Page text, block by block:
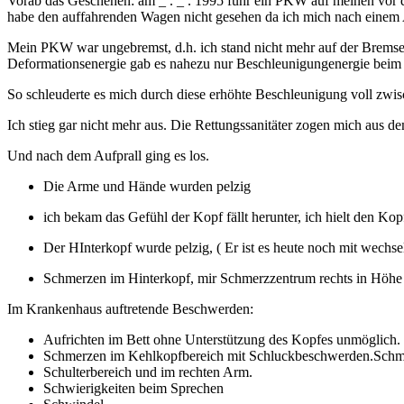
habe den auffahrenden Wagen nicht gesehen da ich mich nach
Mein PKW war ungebremst, d.h. ich stand nicht mehr auf der
Deformationsenergie gab es nahezu nur Beschleunigungenergie
So schleuderte es mich durch diese erhöhte Beschleunigung voll
Ich stieg gar nicht mehr aus. Die Rettungssanitäter zogen mich aus
Und nach dem Aufprall ging es los.
Die Arme und Hände wurden pelzig
ich bekam das Gefühl der Kopf fällt herunter, ich hielt den
Der HInterkopf wurde pelzig, ( Er ist es heute noch mit
Schmerzen im Hinterkopf, mir Schmerzzentrum rechts in Höhe
Im Krankenhaus auftretende Beschwerden:
Aufrichten im Bett ohne Unterstützung des Kopfes unmöglich.
Schmerzen im Kehlkopfbereich mit
Schulterbereich und im rechten Arm.
Schwierigkeiten beim Sprechen